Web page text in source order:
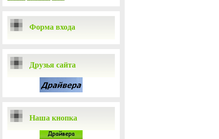
Форма входа
Друзья сайта
Наша кнопка